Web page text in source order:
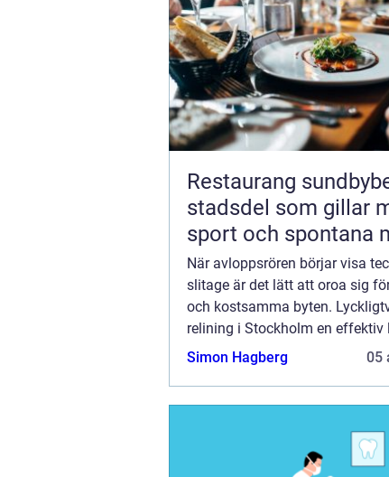
Restaurang
stadsdel som gillar
sport och spontana
När avloppsrören börjar visa
slitage är det lätt att oroa sig
och kostsamma byten.
relining i Stockholm en effektiv
sparar både tid och pengar. D...
Simon Hagberg 05